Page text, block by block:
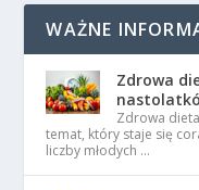
WAŻNE
Zdrowa
Zdrowa
temat, który staje się
liczby młodych …